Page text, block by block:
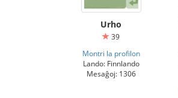
Urho
39
Montri la profilon
Lando: Finnlando
Mesaĝoj: 1306